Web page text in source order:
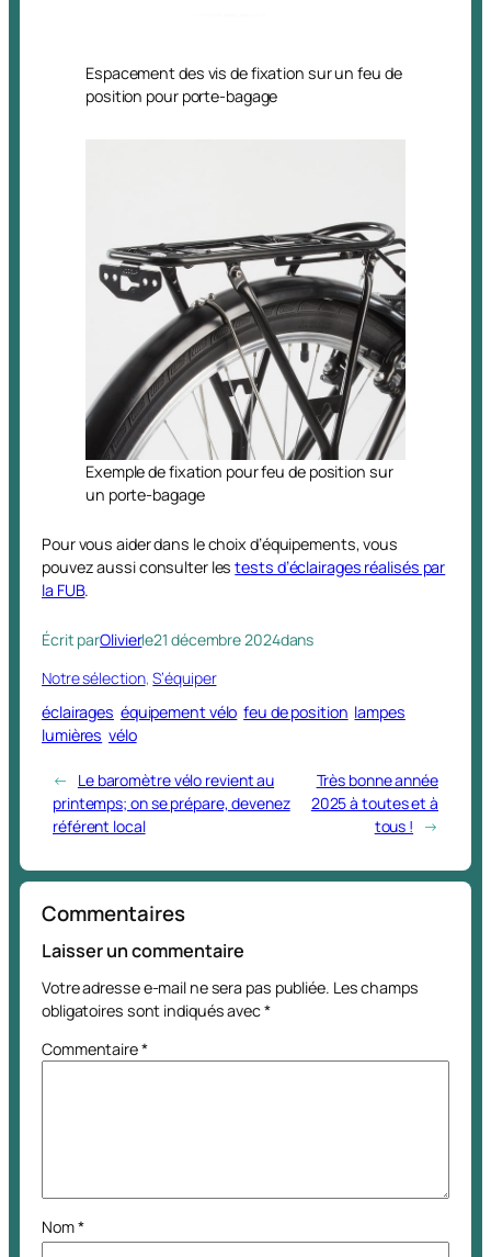
Espacement des vis de fixation sur un feu de
position pour porte-bagage
Exemple de fixation pour feu de position sur
un porte-bagage
Pour vous aider dans le choix d’équipements, vous
pouvez aussi consulter lestests d’éclairages réalisés par
la FUB.
Écrit parOlivierle21 décembre 2024dans
Notre sélection, S’équiper
éclairages équipement vélo feu de position lampes
lumières vélo
←
Le baromètre vélo revient au
printemps; on se prépare, devenez
référent local
Très bonne année
2025 à toutes et à
tous !
→
Commentaires
Laisser un commentaire
Votre adresse e-mail ne sera pas publiée. Les champs
obligatoires sont indiqués avec*
Commentaire*
Nom*